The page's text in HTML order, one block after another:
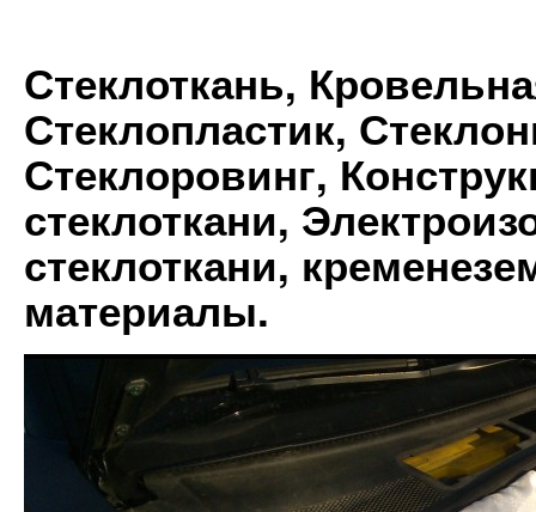
Стеклоткань,
Стеклопластик,
Стеклоровинг,
стеклоткани,
стеклоткани,
материалы.